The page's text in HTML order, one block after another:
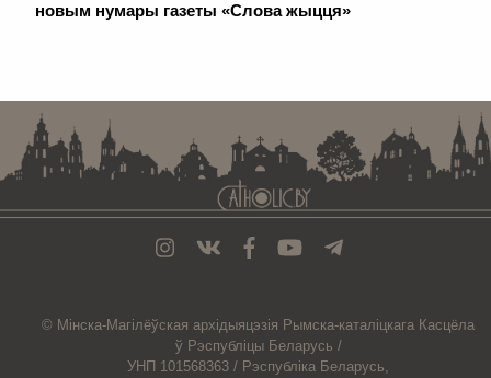
новым нумары газеты «Слова жыцця»
© Мiнска-Магiлёўская архiдыяцэзiя Рымска-каталіцкага Касцёла
ў Рэспубліцы Беларусь /
УНП 101568363 / Рэспубліка Беларусь,